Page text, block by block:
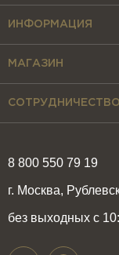
8 800 550 79 19
г. Москва,
без выходных с
ИНФОРМАЦИЯ
МАГАЗИН
СОТРУДНИЧЕСТВО